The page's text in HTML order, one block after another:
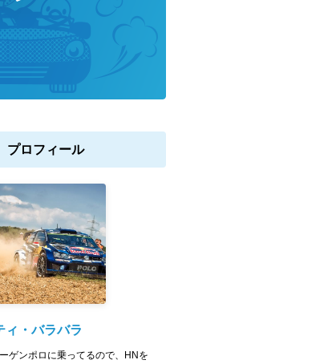
プロフィール
ィ・バラバラ
ゲンポロに乗ってるので、HNを